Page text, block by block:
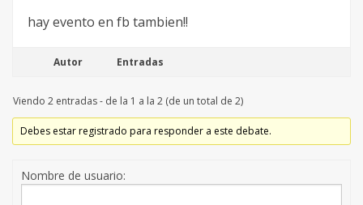
hay evento en fb tambien!!
Autor Entradas
Viendo 2 entradas - de la 1 a la 2 (de un total de 2)
Debes estar registrado para responder a este debate.
Nombre de usuario: